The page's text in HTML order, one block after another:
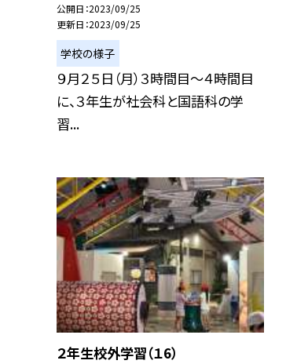
公開日 2023/09/25
更新日 2023/09/25
学校の様子
９月２５日（月）３時間目〜４時間目
に、３年生が社会科と国語科の学
習...
２年生校外学習（１6）